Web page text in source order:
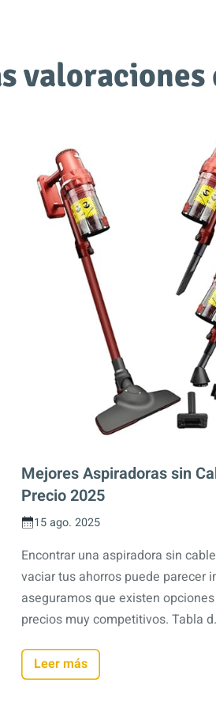
valoraciones
Mejores Aspiradoras sin
Precio 2025
15 ago. 2025
Encontrar una aspiradora sin
vaciar tus ahorros puede parecer
aseguramos que existen
precios muy competitivos. Tabla
Leer más